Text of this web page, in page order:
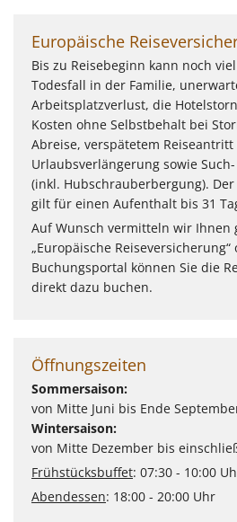
Europäische
Bis zu Reisebeginn kann noch
Todesfall in der Familie,
Arbeitsplatzverlust, die
Kosten ohne Selbstbehalt bei
Abreise, verspätetem
Urlaubsverlängerung sowie
(inkl. Hubschrauberbergung).
gilt für einen Aufenthalt bis 31
Auf Wunsch vermitteln wir Ihnen
„Europäische
Buchungsportal können Sie die
direkt dazu buchen.
Öffnungszeiten
Sommersaison:
von Mitte Juni bis Ende
Wintersaison:
von Mitte Dezember bis
Frühstücksbuffet: 07:30 - 10:00
Abendessen: 18:00 - 20:00 Uhr